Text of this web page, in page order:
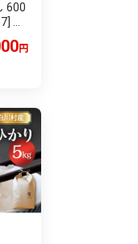
600
B
位お
牛
円